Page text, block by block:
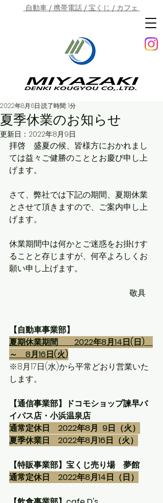
自動車 / 携帯電話 / 宝くじ / カフェ
夏季休業のお知らせ
2022年8月6日 読了時間: 1分
更新日： 2022年8月9日
拝啓　盛夏の候、皆様方におかれまし
ては益々ご健勝のこととお慶び申し上
げます。
さて、弊社では下記の期間、夏期休業
とさせて頂きますので、ご案内申し上
げます。
休業期間中は何かとご迷惑をお掛けす
ることと存じますが、何卒よろしくお
願い申し上げます。
敬具
【自動車事業部】
夏期休業期間　　2022年8月14日(日)
～　8月16日(火)
※8月17日(水)から平常どおり営業いた
します。
【通信事業部】ドコモショップ諫早バ
イパス店・小浜温泉店
通常定休日　2022年8月  9日（火）
夏季休業日　2022年8月16日（火）
【特販事業部】宝くじ売り場　夢館
通常定休日　2022年8月14日（日）